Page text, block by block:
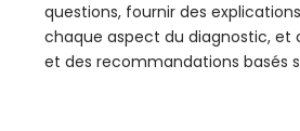
questions, fournir des
chaque aspect du diagnostic, et
et des recommandations basés